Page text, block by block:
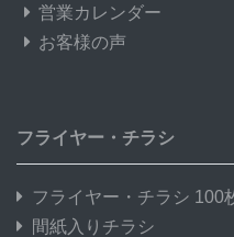
営業カレンダー
お客様の声
フライヤー・チラシ
フライヤー・チラシ 100
間紙入りチラシ